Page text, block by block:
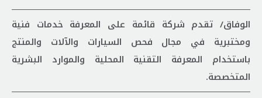
الوفاق/ تقدم شركة قائمة على المعرفة خدمات فنية
ومختبرية في مجال فحص السيارات والآلات والمنتج
باستخدام المعرفة التقنية المحلية والموارد البشرية
المتخصصة.